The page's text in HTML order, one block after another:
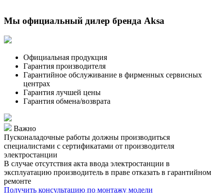
Мы официальный дилер бренда Aksa
Официальная продукция
Гарантия производителя
Гарантийное обслуживание в фирменных сервисных
центрах
Гарантия лучшей цены
Гарантия обмена/возврата
Важно
Пусконаладочные работы должны производиться
специалистами с сертификатами от производителя
электростанции
В случае отсутствия акта ввода электростанции в
эксплуатацию производитель в праве отказать в гарантийном
ремонте
Получить консультацию по монтажу модели